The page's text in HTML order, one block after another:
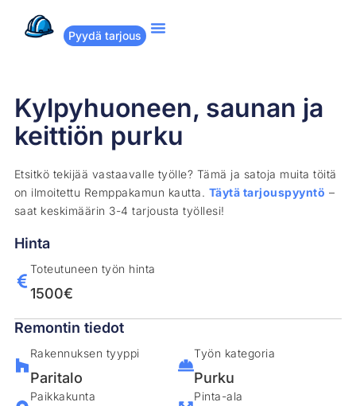
Pyydä tarjous
Kylpyhuoneen, saunan ja
keittiön purku
Etsitkö tekijää vastaavalle työlle? Tämä ja satoja muita töitä
on ilmoitettu Remppakamun kautta. Täytä tarjouspyyntö –
saat keskimäärin 3-4 tarjousta työllesi!
Hinta
Toteutuneen työn hinta
1500€
Remontin tiedot
Rakennuksen tyyppi
Paritalo
Paikkakunta
Työn kategoria
Purku
Pinta-ala